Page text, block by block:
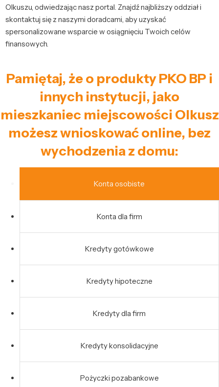
Olkuszu, odwiedzając nasz portal. Znajdź najbliższy oddział i
skontaktuj się z naszymi doradcami, aby uzyskać
spersonalizowane wsparcie w osiągnięciu Twoich celów
finansowych.
Pamiętaj, że o produkty PKO BP i
innych instytucji, jako
mieszkaniec miejscowości Olkusz
możesz wnioskować online, bez
wychodzenia z domu:
Konta osobiste
Konta dla firm
Kredyty gotówkowe
Kredyty hipoteczne
Kredyty dla firm
Kredyty konsolidacyjne
Pożyczki pozabankowe